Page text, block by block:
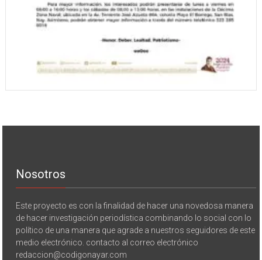
Nosotros
Este proyecto es con la finalidad de hacer una novedosa manera
de hacer investigación periodística combinando lo social con lo
político de una manera que agrade a nuestros seguidores de este
medio electrónico. contacto al correo electrónico
redaccion@codigonayar.com